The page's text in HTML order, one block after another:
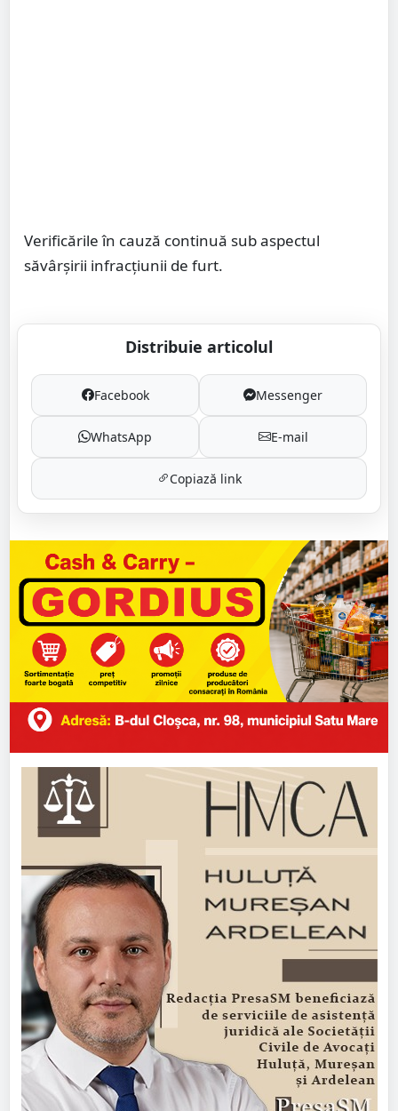
Verificările în cauză continuă sub aspectul
săvârșirii infracțiunii de furt.
Distribuie articolul
Facebook Messenger
WhatsApp E-mail
Copiază link